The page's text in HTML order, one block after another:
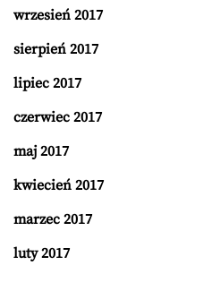
wrzesień 2017
sierpień 2017
lipiec 2017
czerwiec 2017
maj 2017
kwiecień 2017
marzec 2017
luty 2017